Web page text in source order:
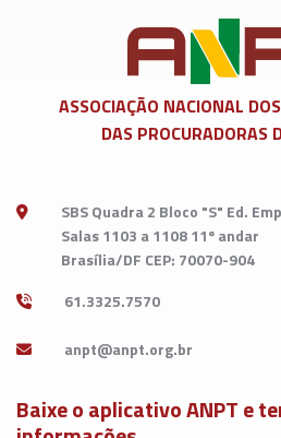
ASSOCIAÇÃO NACIONAL DOS
DAS PROCURADORAS
SBS Quadra 2 Bloco "S" Ed.
Salas 1103 a 1108 11º andar
Brasília/DF CEP: 70070-904
61.3325.7570
Baixe o aplicativo ANPT e